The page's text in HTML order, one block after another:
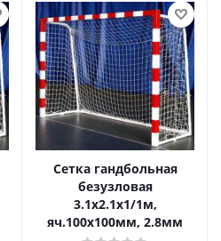
Сетка гандбольная
безузловая
3.1х2.1х1/1м,
яч.100х100мм, 2.8мм